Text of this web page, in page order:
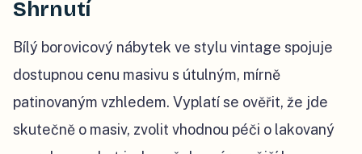
Shrnutí
Bílý borovicový nábytek ve stylu vintage spojuje
dostupnou cenu masivu s útulným, mírně
patinovaným vzhledem. Vyplatí se ověřit, že jde
skutečně o masiv, zvolit vhodnou péči o lakovaný